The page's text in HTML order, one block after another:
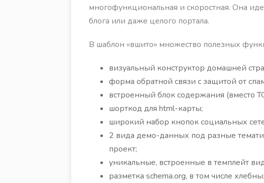
многофункциональная и скоростная. Она
блога или даже целого портала.
В шаблон «вшито» множество полезных
визуальный конструктор домашней
форма обратной связи с защитой от
встроенный блок содержания (вместо
шорткод для html-карты;
широкий набор кнопок социальных
2 вида демо-данных под разные
проект;
уникальные, встроенные в темплейт
разметка schema.org, в том числе